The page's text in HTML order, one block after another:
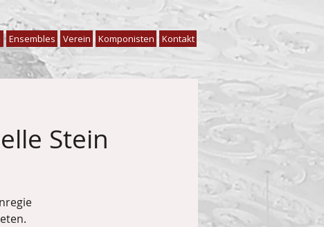
Ensembles Verein Komponisten Kontakt
Stein